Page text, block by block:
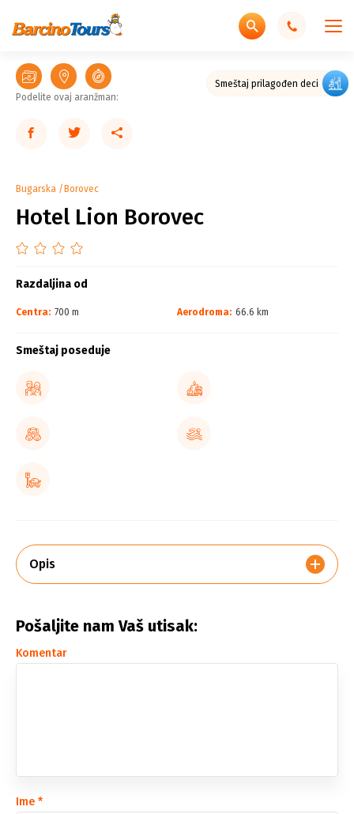
Smeštaj prilagođen deci
Podelite ovaj aranžman:
Bugarska Borovec
Hotel Lion Borovec
Razdaljina od
Centra: 700 m Aerodroma: 66.6 km
Smeštaj poseduje
Opis
Pošaljite nam Vaš utisak:
Komentar
Ime *